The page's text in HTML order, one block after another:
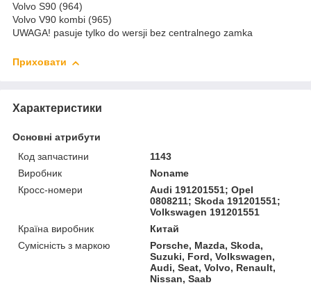
Volvo S90 (964)
Volvo V90 kombi (965)
UWAGA! pasuje tylko do wersji bez centralnego zamka
Приховати
Характеристики
Основні атрибути
Код запчастини
1143
Виробник
Noname
Кросс-номери
Audi 191201551; Opel
0808211; Skoda 191201551;
Volkswagen 191201551
Країна виробник
Китай
Сумісність з маркою
Porsche, Mazda, Skoda,
Suzuki, Ford, Volkswagen,
Audi, Seat, Volvo, Renault,
Nissan, Saab